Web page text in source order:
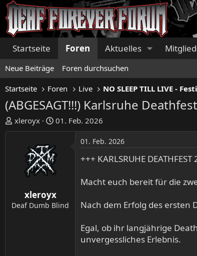
Startseite Foren Aktuelles
Neue Beiträge Foren durchsuchen
Startseite Foren Live
(ABGESAGT!!!) Karlsruhe
E
r
r
xleroyx
E
r
t
e
l
t
a
01. Feb. 2026
xleroyx
Deaf Dumb Blind
01. Feb. 2026
+++ KARLSRUHE
Macht euch bereit für die
Nach dem Erfolg des ersten
Egal, ob ihr langjährige
unvergessliches Erlebnis.